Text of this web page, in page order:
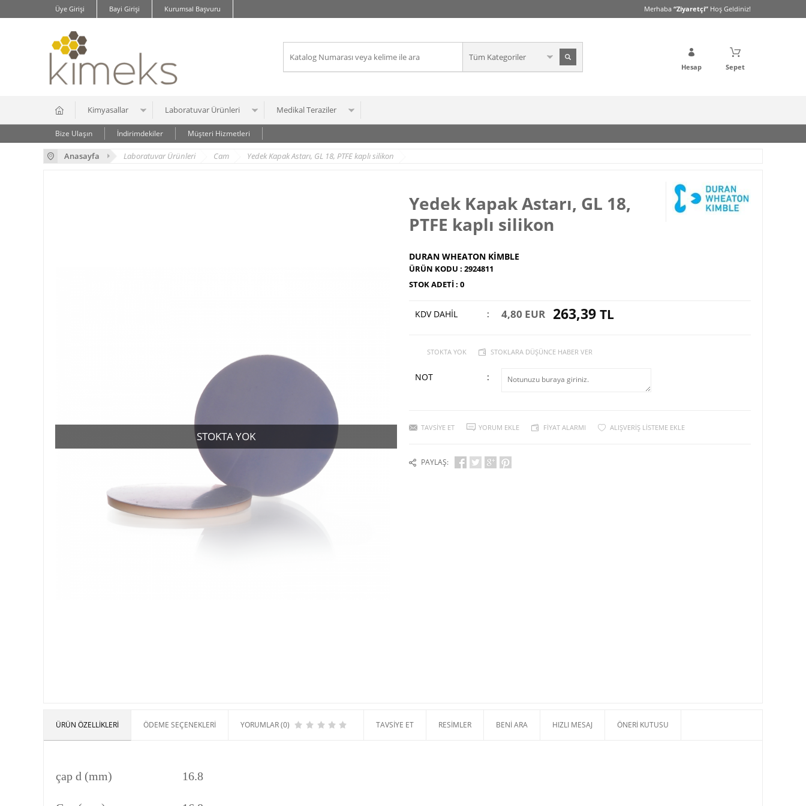
Üye Girişi Bayi Girişi Kurumsal Başvuru Merhaba “Ziyaretçi” Hoş Geldiniz!
Sepet
Hesap
Kimyasallar Laboratuvar Ürünleri Medikal Teraziler
Bize Ulaşın İndirimdekiler Müşteri Hizmetleri
Anasayfa Laboratuvar Ürünleri Cam Yedek Kapak Astarı, GL 18, PTFE kaplı silikon
STOKTA YOK
Yedek Kapak Astarı, GL 18,
PTFE kaplı silikon
DURAN WHEATON KIMBLE
ÜRÜN KODU : 2924811
STOK ADETI : 0
KDV DAHİL : 4,80 EUR 263,39 TL
STOKTA YOK STOKLARA DÜŞÜNCE HABER VER
NOT :
TAVSIYE ET YORUM EKLE FIYAT ALARMI ALIŞVERIŞ LISTEME EKLE
PAYLAŞ:
ÜRÜN ÖZELLIKLERI ÖDEME SEÇENEKLERI YORUMLAR (0) TAVSIYE ET RESIMLER BENI ARA HIZLI MESAJ ÖNERI KUTUSU
çap d (mm) 16.8